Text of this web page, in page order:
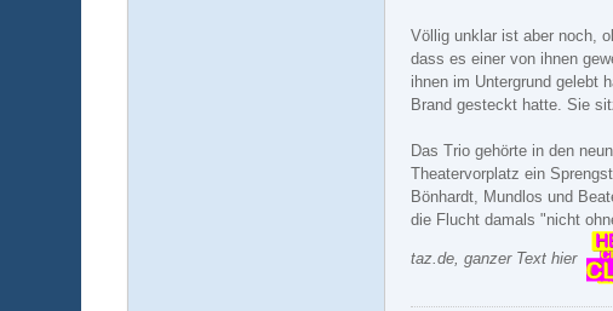
Völlig unklar ist aber noch,
dass es einer von ihnen
ihnen im Untergrund gelebt
Brand gesteckt hatte. Sie
Das Trio gehörte in den
Theatervorplatz ein
Bönhardt, Mundlos und
die Flucht damals "nicht
taz.de, ganzer Text hier